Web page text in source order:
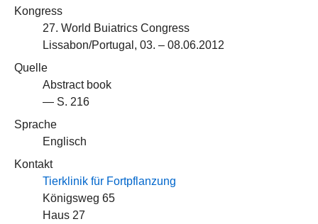
Kongress
27. World Buiatrics Congress
Lissabon/Portugal, 03. – 08.06.2012
Quelle
Abstract book
— S. 216
Sprache
Englisch
Kontakt
Tierklinik für Fortpflanzung
Königsweg 65
Haus 27